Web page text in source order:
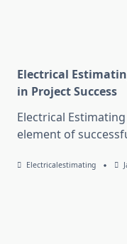
Electrical
in Project Success
Electrical
element of
Electricalestimating